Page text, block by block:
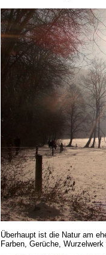
Überhaupt ist die Natur am
Farben, Gerüche,